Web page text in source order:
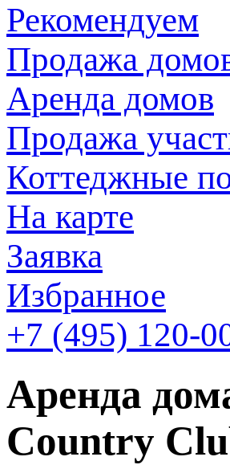
Рекомендуем
Продажа
Аренда домов
Продажа
Коттеджные
На карте
Заявка
Избранное
+7 (495) 120-
Аренда
Country